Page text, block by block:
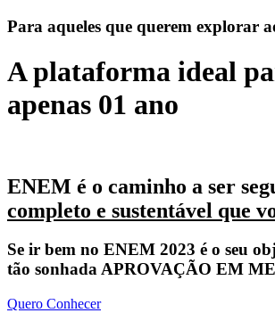
Para aqueles que querem explorar
A plataforma ideal
apenas 01 ano
ENEM é o caminho a ser
completo e sustentável que
Se ir bem no ENEM 2023 é o seu
tão sonhada APROVAÇÃO EM
Quero Conhecer